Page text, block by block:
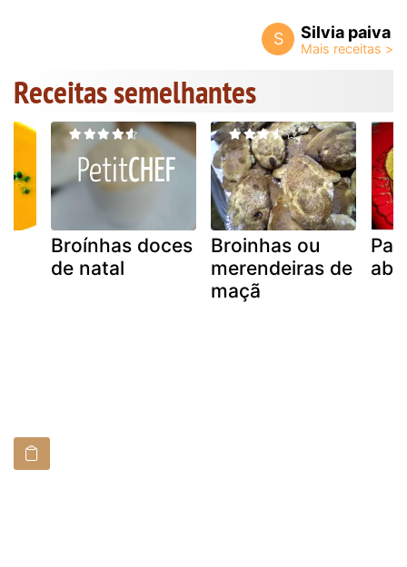
S Silvia paiva
Receitas semelhantes
Broínhas doces
de natal
Broinhas ou
merendeiras de
maçã